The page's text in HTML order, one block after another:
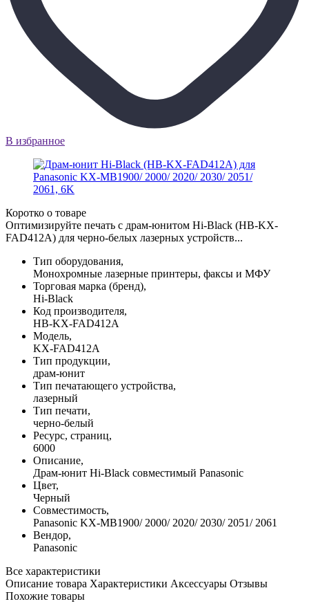
В избранное
Коротко о товаре
Оптимизируйте печать с драм-юнитом Hi-Black (HB-KX-
FAD412A) для черно-белых лазерных устройств...
Тип оборудования,
Монохромные лазерные принтеры, факсы и МФУ
Торговая марка (бренд),
Hi-Black
Код производителя,
HB-KX-FAD412A
Модель,
KX-FAD412A
Тип продукции,
драм-юнит
Тип печатающего устройства,
лазерный
Тип печати,
черно-белый
Ресурс, страниц,
6000
Описание,
Драм-юнит Hi-Black совместимый Panasonic
Цвет,
Черный
Совместимость,
Panasonic KX-MB1900/ 2000/ 2020/ 2030/ 2051/ 2061
Вендор,
Panasonic
Все характеристики
Описание товара Характеристики Аксессуары Отзывы
Похожие товары